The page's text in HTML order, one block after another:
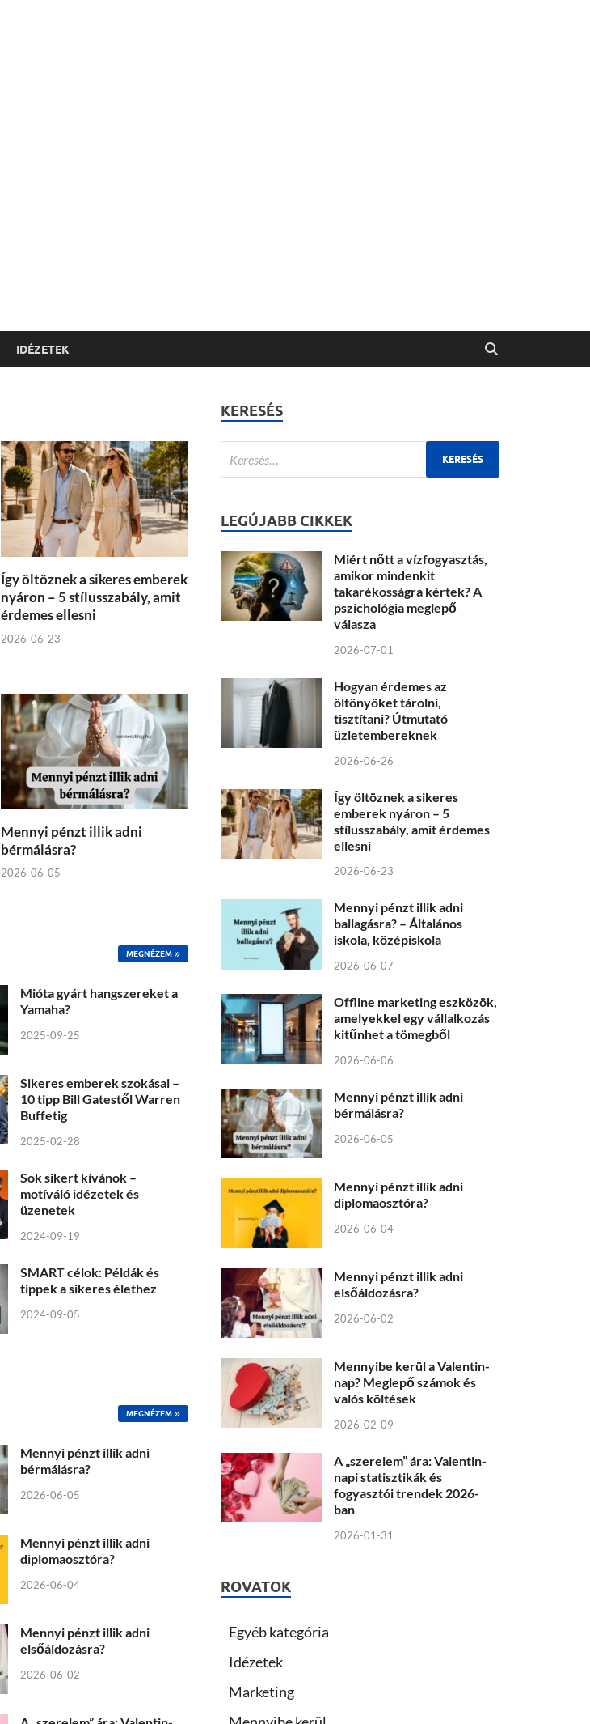
IDÉZETEK
Így öltöznek a sikeres emberek
nyáron – 5 stílusszabály, amit
érdemes ellesni
2026-06-23
Mennyi pénzt illik adni
bérmálásra?
2026-06-05
MEGNÉZEM
Mióta gyárt hangszereket a
Yamaha?
2025-09-25
Sikeres emberek szokásai –
10 tipp Bill Gatestől Warren
Buffetig
2025-02-28
Sok sikert kívánok –
motíváló idézetek és
üzenetek
2024-09-19
SMART célok: Példák és
tippek a sikeres élethez
2024-09-05
MEGNÉZEM
Mennyi pénzt illik adni
bérmálásra?
2026-06-05
Mennyi pénzt illik adni
diplomaosztóra?
2026-06-04
Mennyi pénzt illik adni
elsőáldozásra?
2026-06-02
KERESÉS
LEGÚJABB CIKKEK
Miért nőtt a vízfogyasztás,
amikor mindenkit
takarékosságra kértek? A
pszichológia meglepő
válasza
2026-07-01
Hogyan érdemes az
öltönyöket tárolni,
tisztítani? Útmutató
üzletembereknek
2026-06-26
Így öltöznek a sikeres
emberek nyáron – 5
stílusszabály, amit érdemes
ellesni
2026-06-23
Mennyi pénzt illik adni
ballagásra? – Általános
iskola, középiskola
2026-06-07
Offline marketing eszközök,
amelyekkel egy vállalkozás
kitűnhet a tömegből
2026-06-06
Mennyi pénzt illik adni
bérmálásra?
2026-06-05
Mennyi pénzt illik adni
diplomaosztóra?
2026-06-04
Mennyi pénzt illik adni
elsőáldozásra?
2026-06-02
Mennyibe kerül a Valentin-
nap? Meglepő számok és
valós költések
2026-02-09
A „szerelem” ára: Valentin-
napi statisztikák és
fogyasztói trendek 2026-
ban
2026-01-31
ROVATOK
Egyéb kategória
Idézetek
Marketing